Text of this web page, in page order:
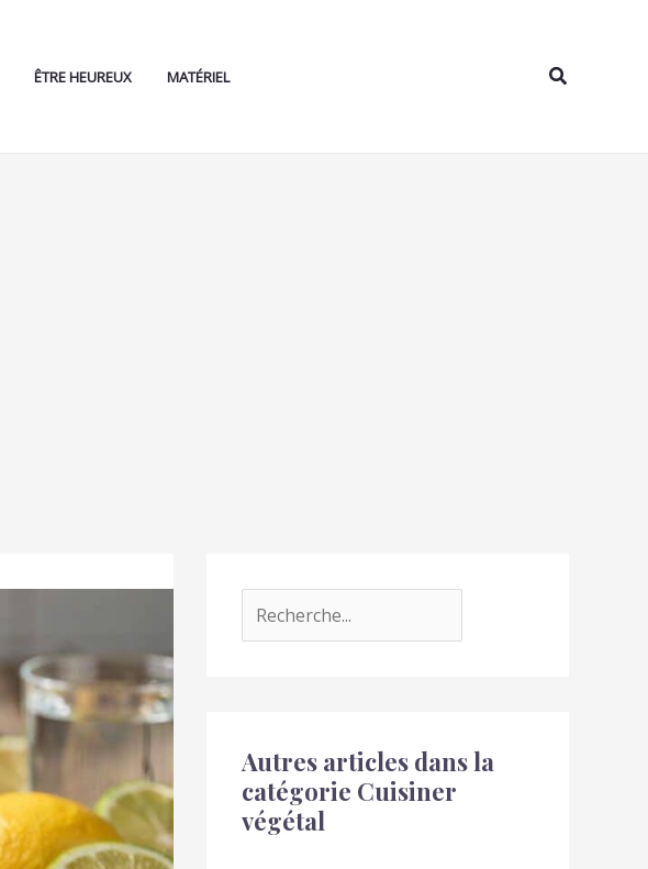
ÊTRE HEUREUX MATÉRIEL
Autres articles dans la
catégorie Cuisiner
végétal